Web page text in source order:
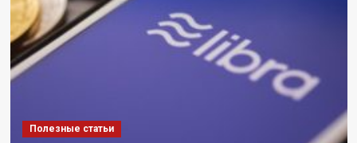
после
отбеливания?
Полезные статьи